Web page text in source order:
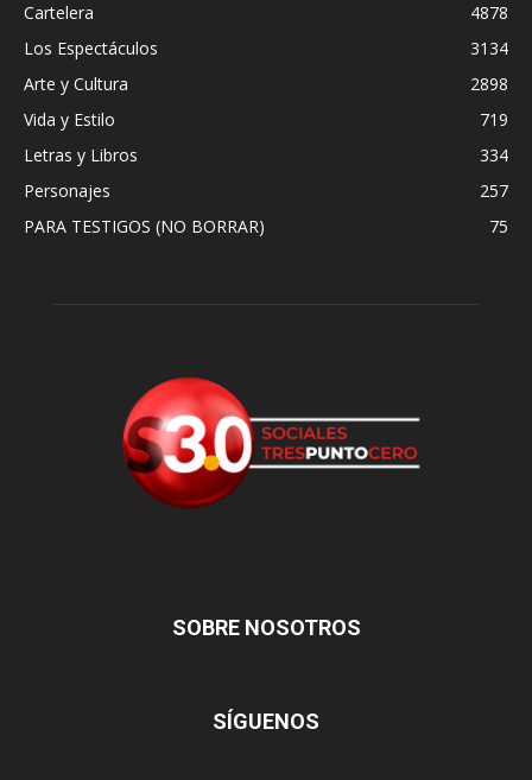
Cartelera
4878
Los Espectáculos
3134
Arte y Cultura
2898
Vida y Estilo
719
Letras y Libros
334
Personajes
257
PARA TESTIGOS (NO BORRAR)
75
SOBRE NOSOTROS
SÍGUENOS